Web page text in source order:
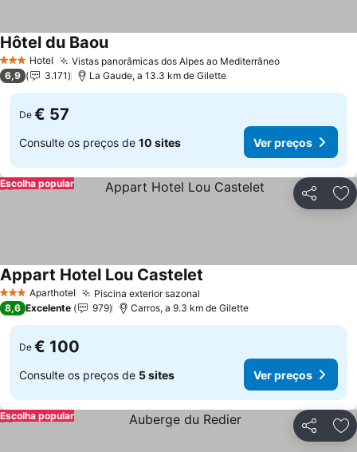
3 EstrelasHotel Vistas panorâmicas dos Alpes ao MediterrâneoVer preços
Hôtel du BaouVer preços
6,9 3.171 La Gaude, a 13.3 km de Gilette
De € 57
Consulte os preços de 10 sites Ver preços
Partilhar
Escolha popular
3 EstrelasAparthotel Piscina exterior sazonal
Appart Hotel Lou Castelet
8,6 Excelente 979 Carros, a 9.3 km de Gilette
De € 100
Consulte os preços de 5 sites Ver preços
Partilhar
Escolha popular